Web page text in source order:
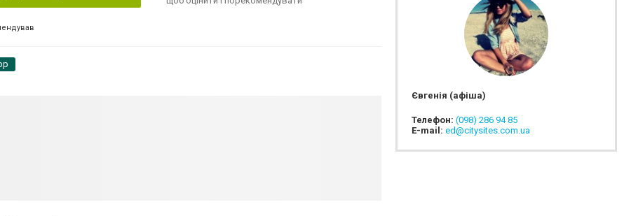
Євгенія (афіша)
Телефон: (098) 286 94 85
E-mail: ed@citysites.com.ua